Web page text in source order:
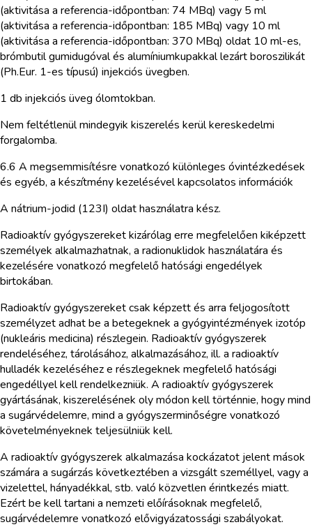
(aktivitása a referencia-időpontban: 74 MBq) vagy 5 ml
(aktivitása a referencia-időpontban: 185 MBq) vagy 10 ml
(aktivitása a referencia-időpontban: 370 MBq) oldat 10 ml-es,
brómbutil gumidugóval és alumíniumkupakkal lezárt boroszilikát
(Ph.Eur. 1-es típusú) injekciós üvegben.
1 db injekciós üveg ólomtokban.
Nem feltétlenül mindegyik kiszerelés kerül kereskedelmi
forgalomba.
6.6 A megsemmisítésre vonatkozó különleges óvintézkedések
és egyéb, a készítmény kezelésével kapcsolatos információk
A nátrium-jodid (123I) oldat használatra kész.
Radioaktív gyógyszereket kizárólag erre megfelelően kiképzett
személyek alkalmazhatnak, a radionuklidok használatára és
kezelésére vonatkozó megfelelő hatósági engedélyek
birtokában.
Radioaktív gyógyszereket csak képzett és arra feljogosított
személyzet adhat be a betegeknek a gyógyintézmények izotóp
(nukleáris medicina) részlegein. Radioaktív gyógyszerek
rendeléséhez, tárolásához, alkalmazásához, ill. a radioaktív
hulladék kezeléséhez e részlegeknek megfelelő hatósági
engedéllyel kell rendelkezniük. A radioaktív gyógyszerek
gyártásának, kiszerelésének oly módon kell történnie, hogy mind
a sugárvédelemre, mind a gyógyszerminőségre vonatkozó
követelményeknek teljesülniük kell.
A radioaktív gyógyszerek alkalmazása kockázatot jelent mások
számára a sugárzás következtében a vizsgált személlyel, vagy a
vizelettel, hányadékkal, stb. való közvetlen érintkezés miatt.
Ezért be kell tartani a nemzeti előírásoknak megfelelő,
sugárvédelemre vonatkozó elővigyázatossági szabályokat.